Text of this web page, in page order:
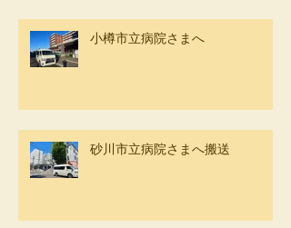
小樽市立病院さまへ
砂川市立病院さまへ搬送